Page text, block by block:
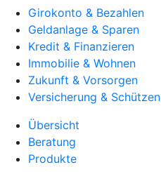
Girokonto & Bezahlen
Geldanlage & Sparen
Kredit & Finanzieren
Immobilie & Wohnen
Zukunft & Vorsorgen
Versicherung & Schützen
Übersicht
Beratung
Produkte